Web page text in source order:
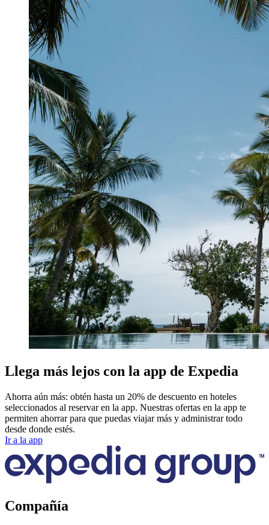
Llega más lejos con la app de Expedia
Ahorra aún más: obtén hasta un 20% de descuento en hoteles
seleccionados al reservar en la app. Nuestras ofertas en la app te
permiten ahorrar para que puedas viajar más y administrar todo
desde donde estés.
Ir a la app
Compañía